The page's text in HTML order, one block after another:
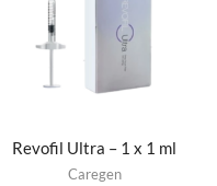
Revofil Ultra – 1 x 1 ml
Caregen